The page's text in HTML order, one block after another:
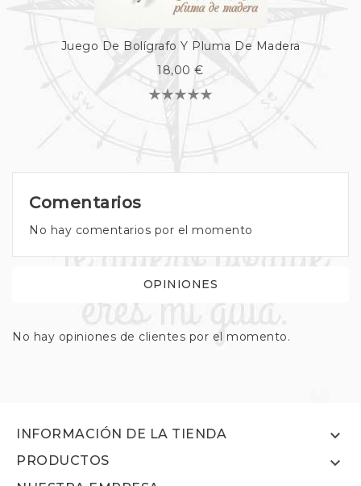
Juego De Bolígrafo Y Pluma De Madera
18,00 €
Comentarios
No hay comentarios por el momento
OPINIONES
No hay opiniones de clientes por el momento.
INFORMACIÓN DE LA TIENDA 
PRODUCTOS 